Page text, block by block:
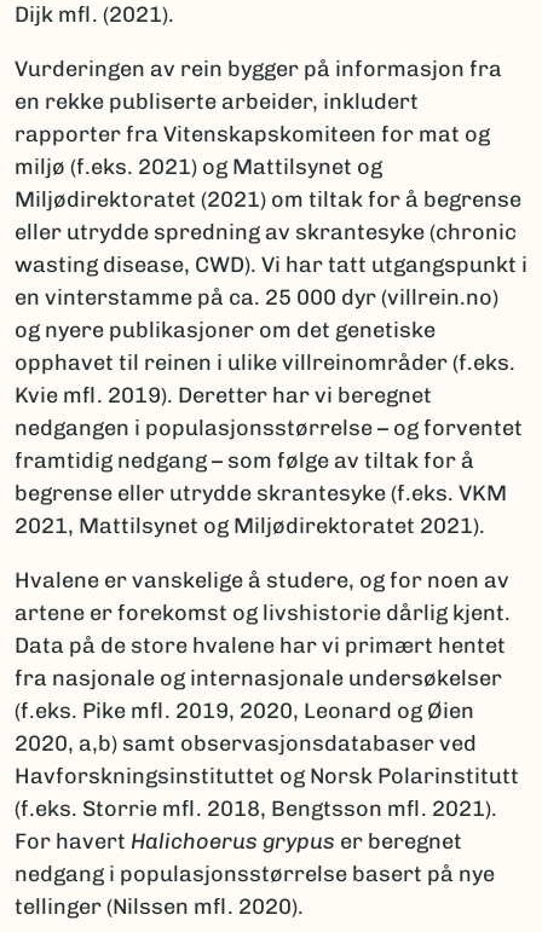
Dijk mfl. (2021).
Vurderingen av rein bygger på informasjon fra
en rekke publiserte arbeider, inkludert
rapporter fra Vitenskapskomiteen for mat og
miljø (f.eks. 2021) og Mattilsynet og
Miljødirektoratet (2021) om tiltak for å begrense
eller utrydde spredning av skrantesyke (chronic
wasting disease, CWD). Vi har tatt utgangspunkt i
en vinterstamme på ca. 25 000 dyr (villrein.no)
og nyere publikasjoner om det genetiske
opphavet til reinen i ulike villreinområder (f.eks.
Kvie mfl. 2019). Deretter har vi beregnet
nedgangen i populasjonsstørrelse – og forventet
framtidig nedgang – som følge av tiltak for å
begrense eller utrydde skrantesyke (f.eks. VKM
2021, Mattilsynet og Miljødirektoratet 2021).
Hvalene er vanskelige å studere, og for noen av
artene er forekomst og livshistorie dårlig kjent.
Data på de store hvalene har vi primært hentet
fra nasjonale og internasjonale undersøkelser
(f.eks. Pike mfl. 2019, 2020, Leonard og Øien
2020, a,b) samt observasjonsdatabaser ved
Havforskningsinstituttet og Norsk Polarinstitutt
(f.eks. Storrie mfl. 2018, Bengtsson mfl. 2021).
For havert Halichoerus grypus er beregnet
nedgang i populasjonsstørrelse basert på nye
tellinger (Nilssen mfl. 2020).